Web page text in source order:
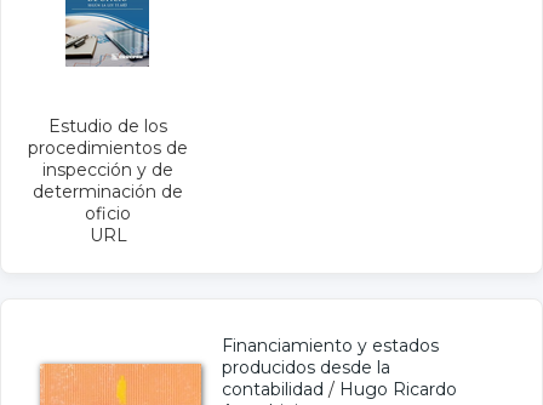
Estudio de los
procedimientos de
inspección y de
determinación de
oficio
URL
Financiamiento y estados
producidos desde la
contabilidad / Hugo Ricardo